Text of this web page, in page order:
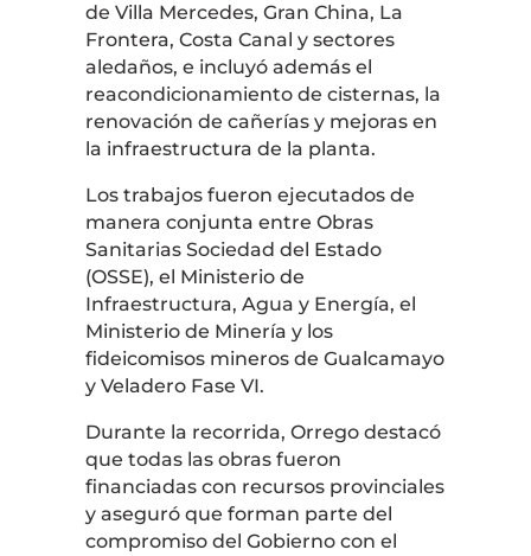
de Villa Mercedes, Gran China, La
Frontera, Costa Canal y sectores
aledaños, e incluyó además el
reacondicionamiento de cisternas, la
renovación de cañerías y mejoras en
la infraestructura de la planta.
Los trabajos fueron ejecutados de
manera conjunta entre Obras
Sanitarias Sociedad del Estado
(OSSE), el Ministerio de
Infraestructura, Agua y Energía, el
Ministerio de Minería y los
fideicomisos mineros de Gualcamayo
y Veladero Fase VI.
Durante la recorrida, Orrego destacó
que todas las obras fueron
financiadas con recursos provinciales
y aseguró que forman parte del
compromiso del Gobierno con el